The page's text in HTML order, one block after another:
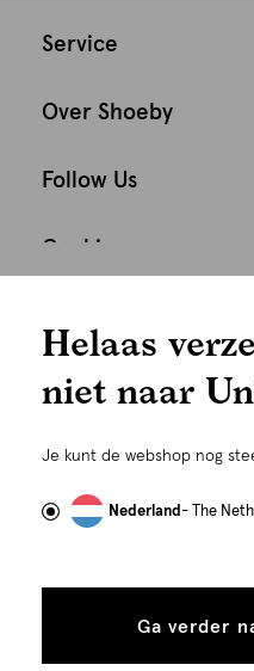
graag
gebruiken wij cookies
om advertenties te
tonen
Service
Over Shoeby
Follow Us
Cookies
Helaas
niet naar
Je kunt de webshop nog
Nederland- The
Ga verder